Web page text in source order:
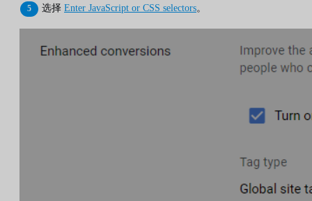
选择 Enter JavaScript or CSS selectors。